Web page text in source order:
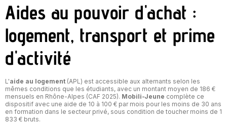
Aides au pouvoir d'achat :
logement, transport et prime
d'activité
L'aide au logement (APL) est accessible aux alternants selon les
mêmes conditions que les étudiants, avec un montant moyen de 186 €
mensuels en Rhône-Alpes (CAF 2025). Mobili-Jeune complète ce
dispositif avec une aide de 10 à 100 € par mois pour les moins de 30 ans
en formation dans le secteur privé, sous condition de toucher moins de 1
833 € bruts.